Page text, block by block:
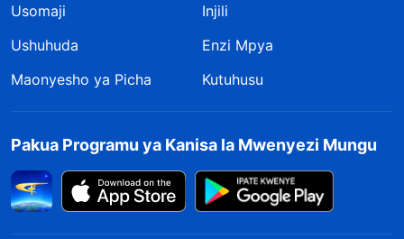
Usomaji
Injili
Ushuhuda
Enzi Mpya
Maonyesho ya Picha
Kutuhusu
Pakua Programu ya Kanisa la Mwenyezi Mungu